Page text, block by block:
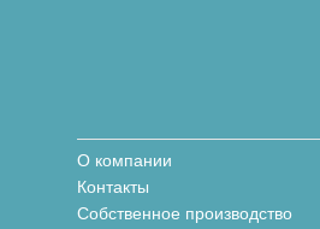
О компании
Контакты
Собственное производство